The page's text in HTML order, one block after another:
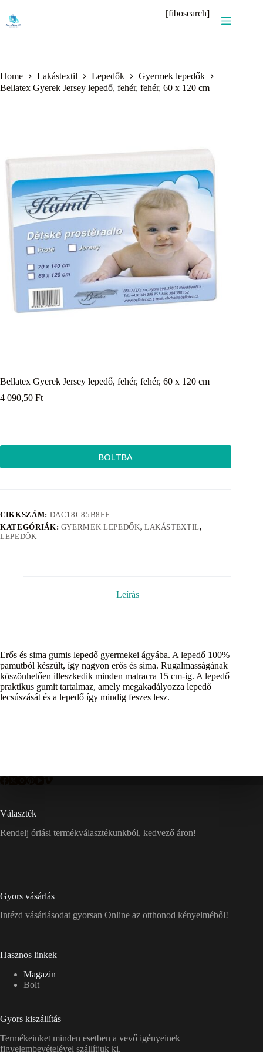
content
[fibosearch]
Home Lakástextil Lepedők
Gyermek lepedők
Bellatex Gyerek Jersey lepedő, fehér, fehér, 60 x 120 cm
Bellatex Gyerek Jersey lepedő, fehér, fehér, 60 x 120 cm
4 090,50 Ft
BOLTBA
CIKKSZÁM: DAC18C85B8FF
KATEGÓRIÁK: GYERMEK LEPEDŐK, LAKÁSTEXTIL,
LEPEDŐK
Leírás
Erős és sima gumis lepedő gyermekei ágyába. A lepedő 100%
pamutból készült, így nagyon erős és sima. Rugalmasságának
köszönhetően illeszkedik minden matracra 15 cm-ig. A lepedő
praktikus gumit tartalmaz, amely megakadályozza lepedő
lecsúszását és a lepedő így mindig feszes lesz.
Választék
Rendelj óriási termékválasztékunkból, kedvező áron!
Gyors vásárlás
Intézd vásárlásodat gyorsan Online az otthonod kényelméből!
Hasznos linkek
Magazin
Bolt
Gyors kiszállítás
Termékeinket minden esetben a vevő igényeinek
figyelembevételével szállítjuk ki.